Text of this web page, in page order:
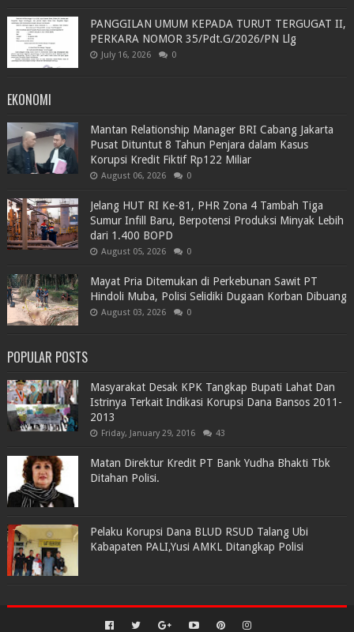
PANGGILAN UMUM KEPADA TURUT TERGUGAT II,
PERKARA NOMOR 35/Pdt.G/2026/PN Llg
July 16, 2026 0
EKONOMI
Mantan Relationship Manager BRI Cabang Jakarta
Pusat Dituntut 8 Tahun Penjara dalam Kasus
Korupsi Kredit Fiktif Rp122 Miliar
August 06, 2026 0
Jelang HUT RI Ke-81, PHR Zona 4 Tambah Tiga
Sumur Infill Baru, Berpotensi Produksi Minyak Lebih
dari 1.400 BOPD
August 05, 2026 0
Mayat Pria Ditemukan di Perkebunan Sawit PT
Hindoli Muba, Polisi Selidiki Dugaan Korban Dibuang
August 03, 2026 0
POPULAR POSTS
Masyarakat Desak KPK Tangkap Bupati Lahat Dan
Istrinya Terkait Indikasi Korupsi Dana Bansos 2011-
2013
Friday, January 29, 2016 43
Matan Direktur Kredit PT Bank Yudha Bhakti Tbk
Ditahan Polisi.
Pelaku Korupsi Dana BLUD RSUD Talang Ubi
Kabapaten PALI,Yusi AMKL Ditangkap Polisi